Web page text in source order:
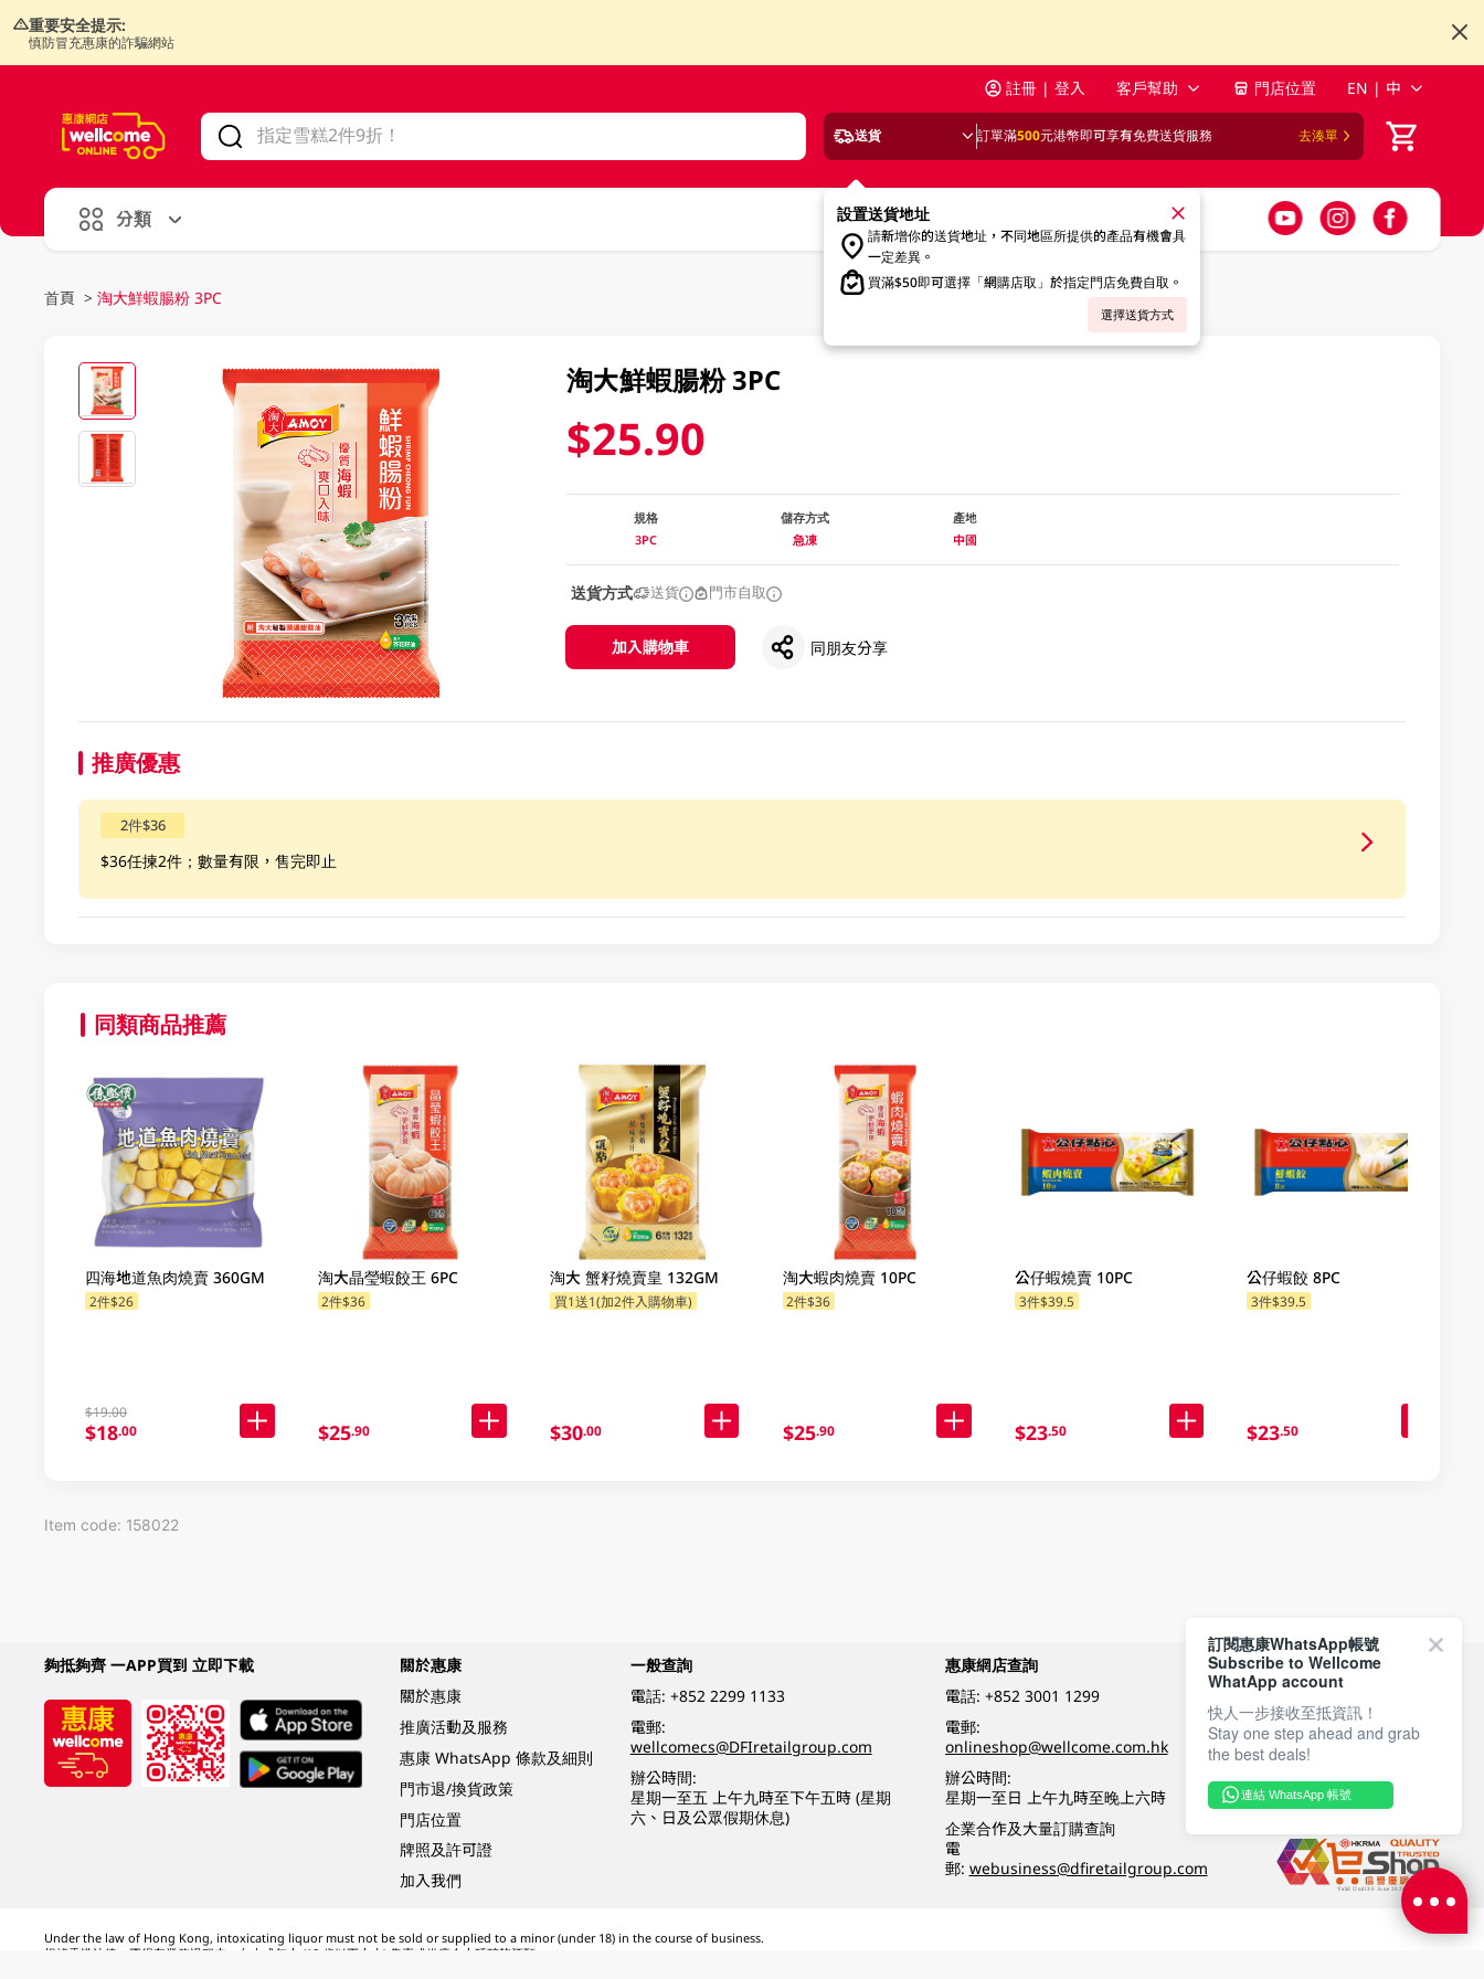
重要安全提示:
慎防冒充惠康的詐騙網站
註冊 | 登入 客戶幫助 門店位置 EN | 中
送貨 訂單滿500元港幣即可享有免費送貨服務 去湊單
設置送貨地址
請新增你的送貨地址，不同地區所提供的產品有機會具
一定差異。
買滿$50即可選擇「網購店取」於指定門店免費自取。
選擇送貨方式
分類
首頁 > 淘大鮮蝦腸粉 3PC
淘大鮮蝦腸粉 3PC
$25.90
規格
3PC
儲存方式
急凍
產地
中國
送貨方式 送貨 門市自取
加入購物車 同朋友分享
推廣優惠
2件$36
$36任揀2件；數量有限，售完即止
同類商品推薦
四海地道魚肉燒賣 360GM
2件$26
$19.00
$18.00
淘大晶瑩蝦餃王 6PC
2件$36
$25.90
淘大 蟹籽燒賣皇 132GM
買1送1(加2件入購物車)
$30.00
淘大蝦肉燒賣 10PC
2件$36
$25.90
公仔蝦燒賣 10PC
3件$39.5
$23.50
公仔蝦餃 8PC
3件$39.5
$23.50
Item code: 158022
夠抵夠齊 一APP買到 立即下載
關於惠康
關於惠康
推廣活動及服務
惠康 WhatsApp 條款及細則
門市退/換貨政策
門店位置
牌照及許可證
加入我們
一般查詢
電話: +852 2299 1133
電郵:
wellcomecs@DFIretailgroup.com
辦公時間:
星期一至五 上午九時至下午五時 (星期
六、日及公眾假期休息)
惠康網店查詢
電話: +852 3001 1299
電郵:
onlineshop@wellcome.com.hk
辦公時間:
星期一至日 上午九時至晚上六時
企業合作及大量訂購查詢
電
郵: webusiness@dfiretailgroup.com
付款方式
關注我們
Under the law of Hong Kong, intoxicating liquor must not be sold or supplied to a minor (under 18) in the course of business.
根據香港法律，不得在業務過程中，向未成年人 (18 歲以下人士) 售賣或供應令人醺醉的酒類。
訂閱惠康WhatsApp帳號
Subscribe to Wellcome
WhatApp account
快人一步接收至抵資訊！
Stay one step ahead and grab
the best deals!
連結 WhatsApp 帳號